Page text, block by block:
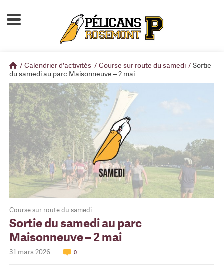
Accueil
Calendrier d'activités
Boutique
Devenir membre
/ Calendrier d'activités / Course sur route du samedi / Sortie
du samedi au parc Maisonneuve – 2 mai
Course sur route du samedi
Sortie du samedi au parc
Maisonneuve – 2 mai
31 mars 2026 0